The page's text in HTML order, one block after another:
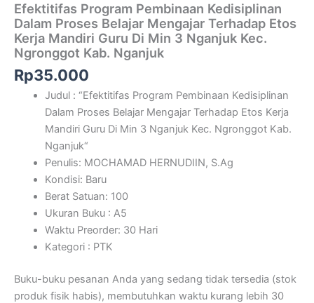
Efektitifas Program Pembinaan Kedisiplinan
Dalam Proses Belajar Mengajar Terhadap Etos
Kerja Mandiri Guru Di Min 3 Nganjuk Kec.
Ngronggot Kab. Nganjuk
Rp35.000
Judul : “Efektitifas Program Pembinaan Kedisiplinan
Dalam Proses Belajar Mengajar Terhadap Etos Kerja
Mandiri Guru Di Min 3 Nganjuk Kec. Ngronggot Kab.
Nganjuk“
Penulis: MOCHAMAD HERNUDIIN, S.Ag
Kondisi: Baru
Berat Satuan: 100
Ukuran Buku : A5
Waktu Preorder: 30 Hari
Kategori : PTK
Buku-buku pesanan Anda yang sedang tidak tersedia (stok
produk fisik habis), membutuhkan waktu kurang lebih 30